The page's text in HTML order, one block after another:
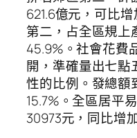
621.6億元，可比
第二，占全區規上
45.9%。社會花費
開，準確量出七點
性的比例。發總額
15.7%。全區居平
30973元，同比增加